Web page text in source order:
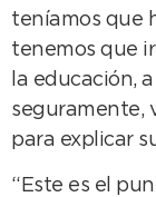
teníamos que
tenemos que
la educación,
seguramente,
para explicar
“Este es el